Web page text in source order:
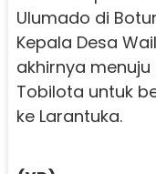
Ulumado di
Kepala Desa
akhirnya menuju
Tobilota untuk
ke Larantuka.